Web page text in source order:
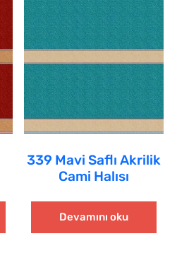
339 Mavi Saflı Akrilik
Cami Halısı
Devamını oku